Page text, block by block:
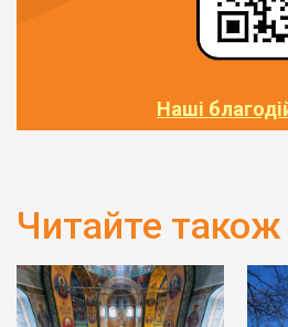
Наші
Читайте також